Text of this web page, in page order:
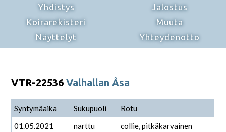
Yhdistys
Koirarekisteri
Näyttelyt
Jalostus
Muuta
Yhteydenotto
VTR-22536Valhallan Åsa
Syntymäaika Sukupuoli
Rotu
01.05.2021
narttu
collie, pitkäkarvainen